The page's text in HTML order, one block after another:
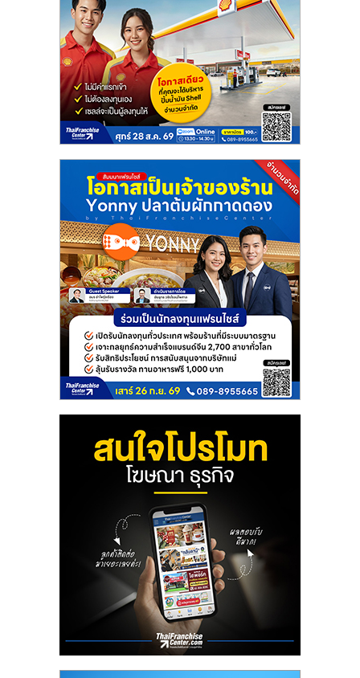
ไชส์
ขาย
แฟ
ไชส์
แฟ
ไชส์
ขาย
หน้า